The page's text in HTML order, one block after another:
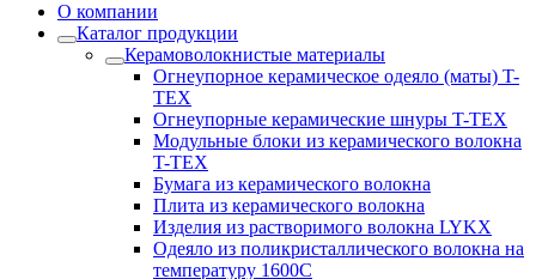
О компании
Каталог продукции
Керамоволокнистые материалы
Огнеупорное керамическое одеяло (маты) T-
TEX
Огнеупорные керамические шнуры T-TEX
Модульные блоки из керамического волокна
T-TEX
Бумага из керамического волокна
Плита из керамического волокна
Изделия из растворимого волокна LYKX
Одеяло из поликристаллического волокна на
температуру 1600С